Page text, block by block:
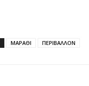
ΜΑΡΑΘΙ ΠΕΡΙΒΑΛΛΟΝ